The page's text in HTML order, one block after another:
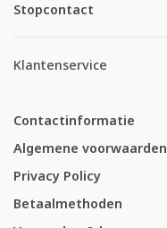
Stopcontact
Klantenservice
Contactinformatie
Algemene voorwaarden
Privacy Policy
Betaalmethoden